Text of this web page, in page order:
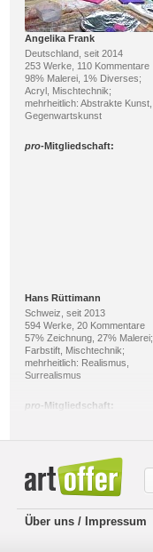
Angelika Frank
Deutschland, seit 2014
253 Werke, 110 Kommentare
98% Malerei, 1% Diverses;
Acryl, Mischtechnik;
mehrheitlich: Abstrakte Kunst,
Gegenwartskunst
pro-Mitgliedschaft:
Hans Rüttimann
Schweiz, seit 2013
594 Werke, 20 Kommentare
57% Zeichnung, 27% Malerei;
Farbstift, Mischtechnik;
mehrheitlich: Realismus,
Surrealismus
pro-Mitgliedschaft:
Über uns / Impressum